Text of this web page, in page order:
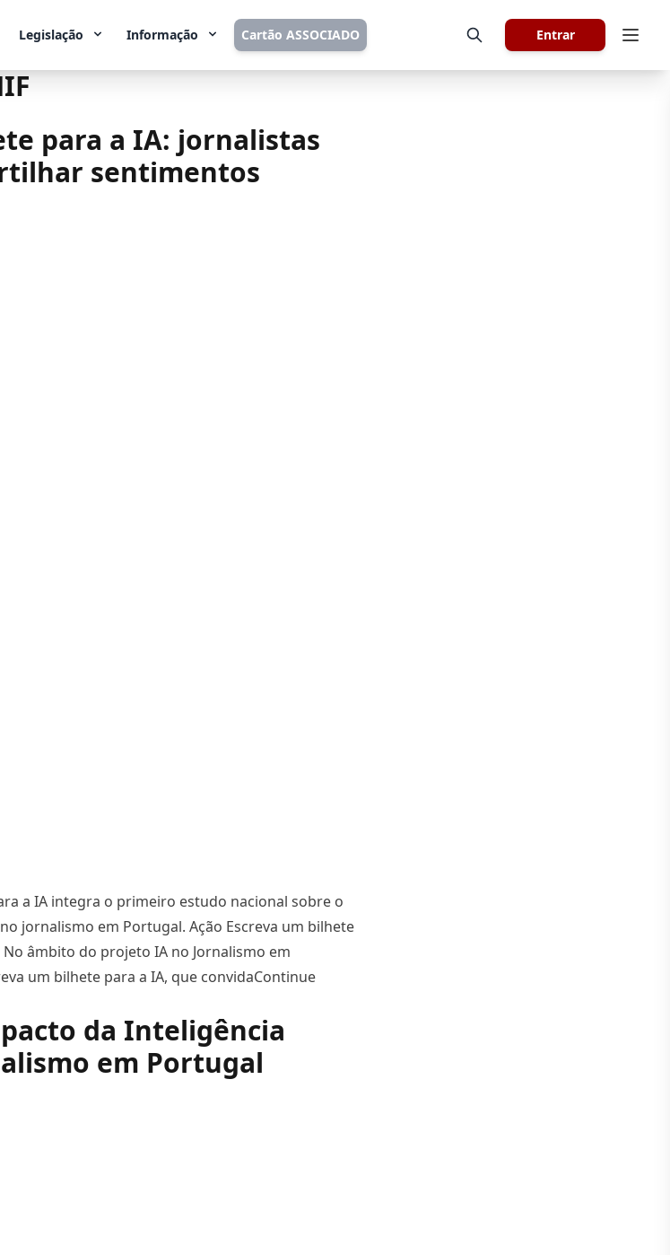
Legislação Informação Cartão ASSOCIADO Entrar
para a IA: jornalistas
sentimentos
a IA integra o primeiro estudo nacional sobre o
jornalismo em Portugal. Ação Escreva um bilhete
âmbito do projeto IA no Jornalismo em
um bilhete para a IA, que convidaContinue
da Inteligência
em Portugal